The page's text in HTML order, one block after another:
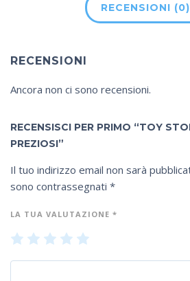
RECENSIONI (0)
RECENSIONI
Ancora non ci sono recensioni.
RECENSISCI PER PRIMO “TOY
PREZIOSI”
Il tuo indirizzo email non sarà
sono contrassegnati *
LA TUA VALUTAZIONE *
1 2 3 4